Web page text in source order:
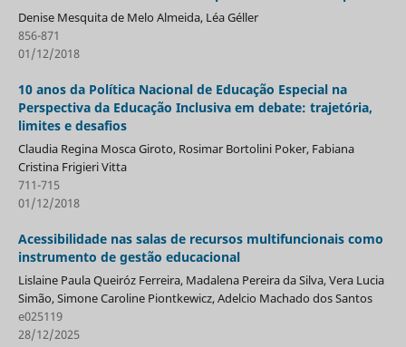
Denise Mesquita de Melo Almeida, Léa Géller
856-871
01/12/2018
10 anos da Política Nacional de Educação Especial na
Perspectiva da Educação Inclusiva em debate: trajetória,
limites e desafios
Claudia Regina Mosca Giroto, Rosimar Bortolini Poker, Fabiana
Cristina Frigieri Vitta
711-715
01/12/2018
Acessibilidade nas salas de recursos multifuncionais como
instrumento de gestão educacional
Lislaine Paula Queiróz Ferreira, Madalena Pereira da Silva, Vera Lucia
Simão, Simone Caroline Piontkewicz, Adelcio Machado dos Santos
e025119
28/12/2025